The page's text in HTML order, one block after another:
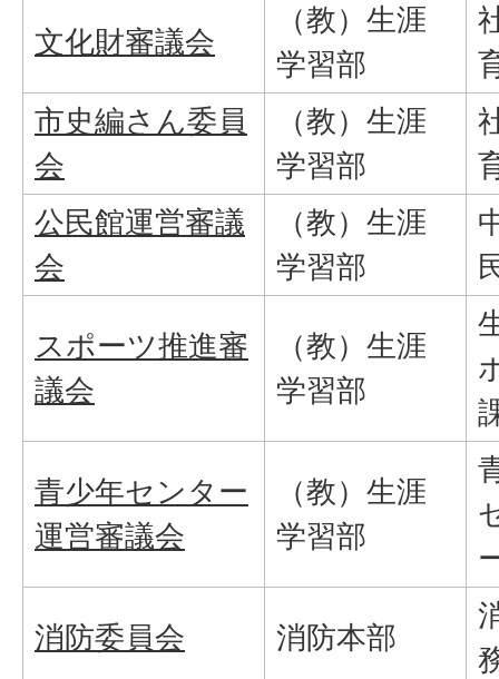
文化財審議会
（教）生涯
学習部
市史編さん委員
会
（教）生涯
学習部
公民館運営審議
会
（教）生涯
学習部
スポーツ推進審
議会
（教）生涯
学習部
青少年センター
運営審議会
（教）生涯
学習部
消防委員会 消防本部